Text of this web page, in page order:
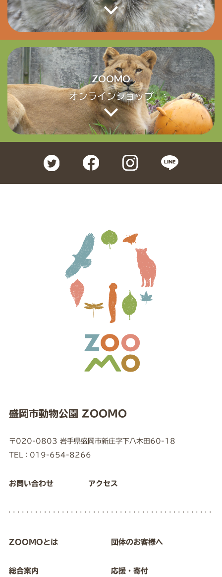
ZOOMO
オンラインショップ
盛岡市動物公園 ZOOMO
〒020-0803 岩手県盛岡市新庄字下八木田60-18
TEL：019-654-8266
お問い合わせ アクセス
ZOOMOとは
総合案内
団体のお客様へ
応援・寄付